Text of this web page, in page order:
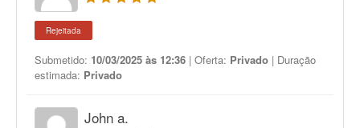
Rejeitada
Submetido: 10/03/2025 às 12:36 | Oferta: Privado | Duração
estimada: Privado
John a.